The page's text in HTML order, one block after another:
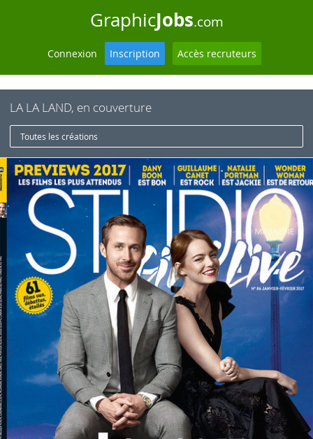
GraphicJobs.com
Connexion Inscription Accès recruteurs
LA LA LAND, en couverture
Toutes les créations